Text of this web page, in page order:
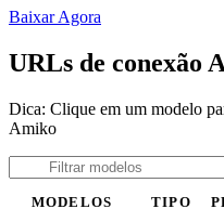
Baixar Agora
URLs de conexão
Dica: Clique em um modelo
Amiko
MODELOS TIPO